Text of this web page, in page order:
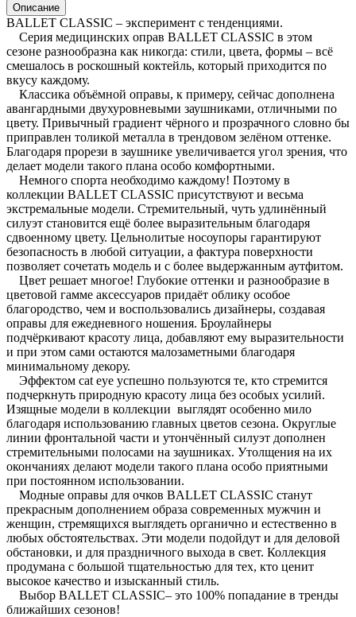
Описание
BALLET CLASSIC – эксперимент с тенденциями.
Серия медицинских оправ BALLET CLASSIC в этом
сезоне разнообразна как никогда: стили, цвета, формы – всё
смешалось в роскошный коктейль, который приходится по
вкусу каждому.
Классика объёмной оправы, к примеру, сейчас дополнена
авангардными двухуровневыми заушниками, отличными по
цвету. Привычный градиент чёрного и прозрачного словно бы
приправлен толикой металла в трендовом зелёном оттенке.
Благодаря прорези в заушнике увеличивается угол зрения, что
делает модели такого плана особо комфортными.
Немного спорта необходимо каждому! Поэтому в
коллекции BALLET CLASSIC присутствуют и весьма
экстремальные модели. Стремительный, чуть удлинённый
силуэт становится ещё более выразительным благодаря
сдвоенному цвету. Цельнолитые носоупоры гарантируют
безопасность в любой ситуации, а фактура поверхности
позволяет сочетать модель и с более выдержанным аутфитом.
Цвет решает многое! Глубокие оттенки и разнообразие в
цветовой гамме аксессуаров придаёт облику особое
благородство, чем и воспользовались дизайнеры, создавая
оправы для ежедневного ношения. Броулайнеры
подчёркивают красоту лица, добавляют ему выразительности
и при этом сами остаются малозаметными благодаря
минимальному декору.
Эффектом cat eye успешно пользуются те, кто стремится
подчеркнуть природную красоту лица без особых усилий.
Изящные модели в коллекции выглядят особенно мило
благодаря использованию главных цветов сезона. Округлые
линии фронтальной части и утончённый силуэт дополнен
стремительными полосами на заушниках. Утолщения на их
окончаниях делают модели такого плана особо приятными
при постоянном использовании.
Модные оправы для очков BALLET CLASSIC станут
прекрасным дополнением образа современных мужчин и
женщин, стремящихся выглядеть органично и естественно в
любых обстоятельствах. Эти модели подойдут и для деловой
обстановки, и для праздничного выхода в свет. Коллекция
продумана с большой тщательностью для тех, кто ценит
высокое качество и изысканный стиль.
Выбор BALLET CLASSIC– это 100% попадание в тренды
ближайших сезонов!